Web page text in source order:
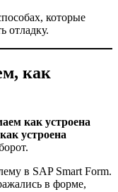
которые
отладку.
как
как устроена
устроена
в SAP Smart Form.
в форме,